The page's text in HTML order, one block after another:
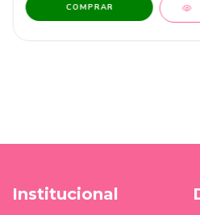
Institucional